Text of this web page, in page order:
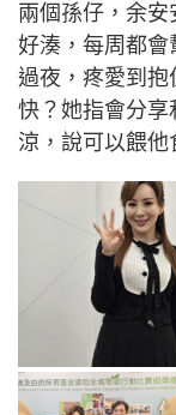
兩個孫仔，余
好湊，每周都會
過夜，疼愛到抱
快？她指會分享
涼，說可以餵他